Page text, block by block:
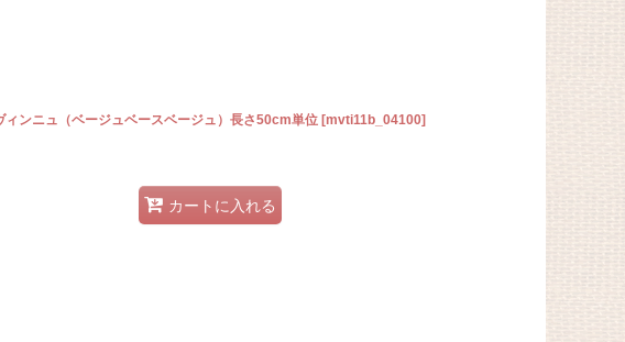
ィンニュ（ベージュベースベージュ）長さ50cm単位 [mvti11b_04100]
カートに入れる